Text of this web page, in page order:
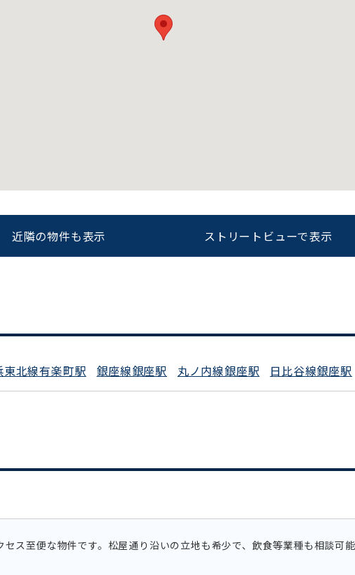
平日 9:00〜18:00
近隣の物件も表示 ストリートビューで表示
東北線有楽町駅 銀座線銀座駅 丸ノ内線銀座駅 日比谷線銀座駅
ス至便な物件です。松屋通り沿いの立地も希少で、飲食等業種も相談可能